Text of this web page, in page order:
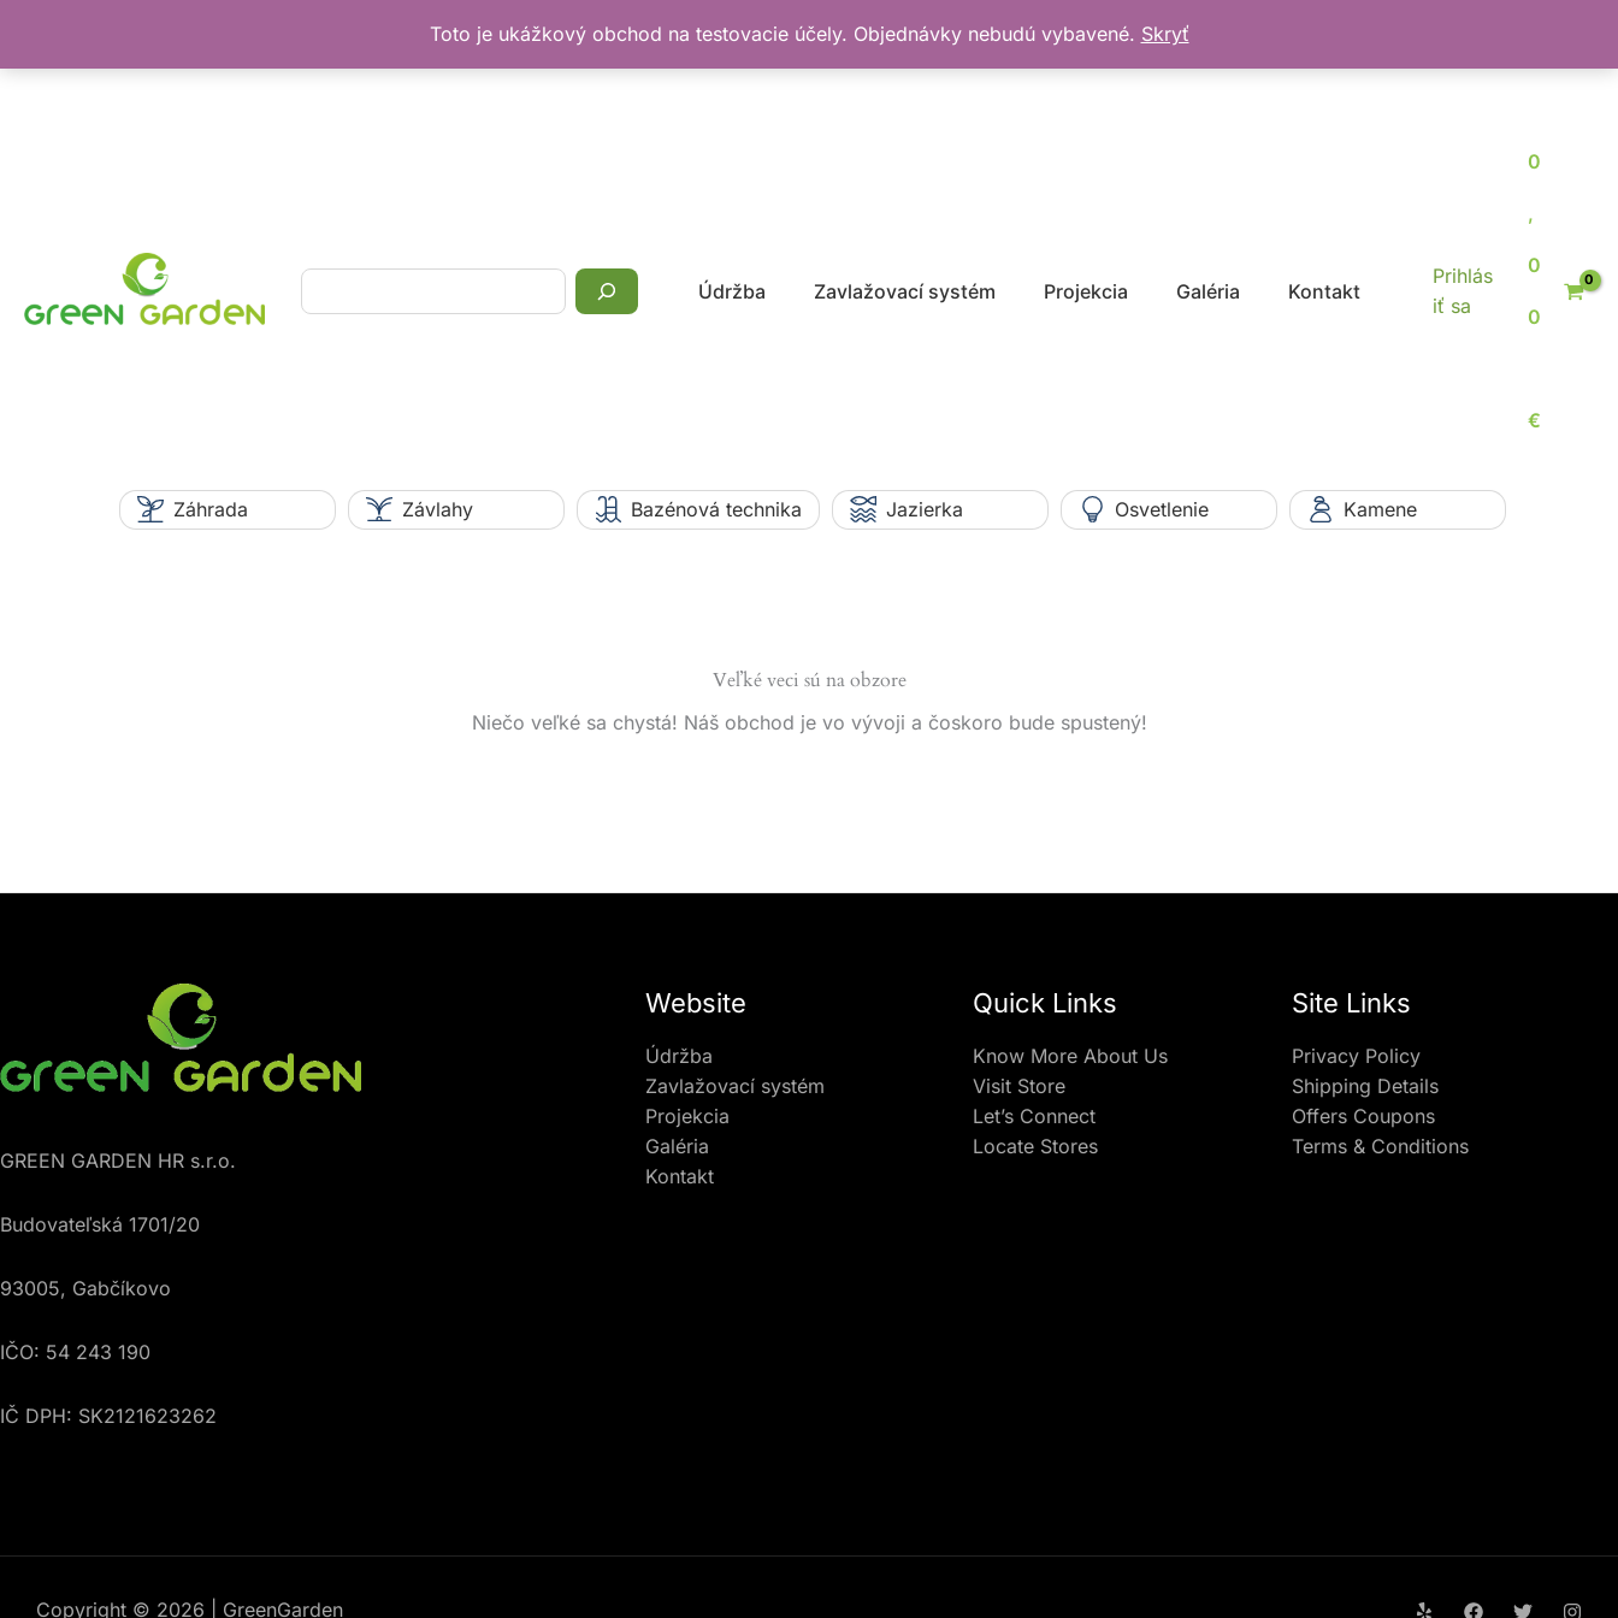
Toto je ukážkový obchod na testovacie účely. Objednávky nebudú vybavené. Skryť
Údržba Zavlažovací systém Projekcia Galéria Kontakt
Prihlás
iť sa
0
,
0
0
€
Záhrada Závlahy Bazénová technika Jazierka Osvetlenie Kamene
Veľké veci sú na obzore
Niečo veľké sa chystá! Náš obchod je vo vývoji a čoskoro bude spustený!
GREEN GARDEN HR s.r.o.
Budovateľská 1701/20
93005, Gabčíkovo
IČO: 54 243 190
IČ DPH: SK2121623262
Website
Údržba
Zavlažovací systém
Projekcia
Galéria
Kontakt
Quick Links
Know More About Us
Visit Store
Let’s Connect
Locate Stores
Site Links
Privacy Policy
Shipping Details
Offers Coupons
Terms & Conditions
Copyright © 2026 | GreenGarden